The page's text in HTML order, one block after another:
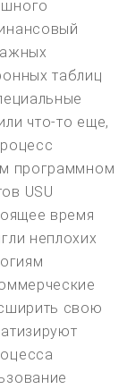
таблиц
что-то еще,
программном
USU
время
неплохих
свою